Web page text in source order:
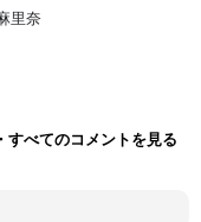
里奈
すべてのコメントを見る